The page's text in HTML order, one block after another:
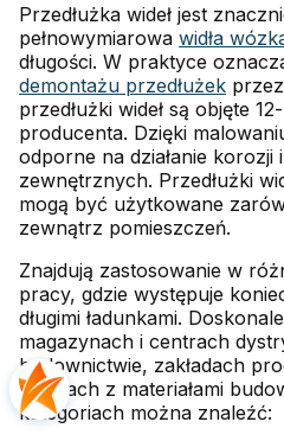
Przedłużka wideł jest
pełnowymiarowa widła
długości. W praktyce
demontażu przedłużek
przedłużki wideł są objęte
producenta. Dzięki
odporne na działanie korozji
zewnętrznych. Przedłużki
mogą być użytkowane
zewnątrz pomieszczeń.
Znajdują zastosowanie w
pracy, gdzie występuje
długimi ładunkami.
magazynach i centrach
budownictwie, zakładach
sklepach z materiałami
kategoriach można znaleźć: